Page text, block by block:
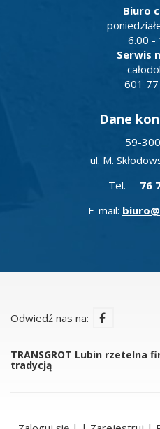
Biuro
6.00 -
Serwis
601
Dane
59-
ul. M.
Tel. 76
E-mail:
Odwiedź nas na:
TRANSGROT Lubin rzetelna
tradycją